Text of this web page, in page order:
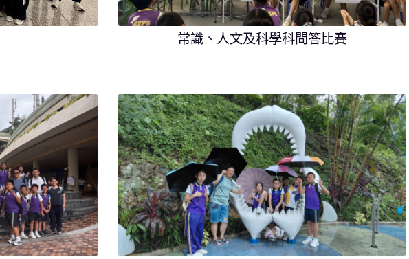
常識、人文及科學科問答比賽